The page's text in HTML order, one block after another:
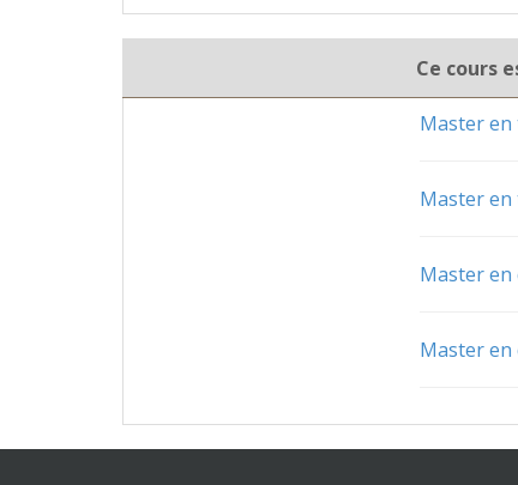
Ce cours
Master
Master
Master en
Master en